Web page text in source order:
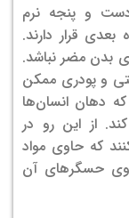
و پنجه نرم
قرار دارند.
بدن مضر نباشد.
و پودری ممکن
دهان انسان‌ها
از این رو در
که حاوی مواد
روی حسگرهای آن